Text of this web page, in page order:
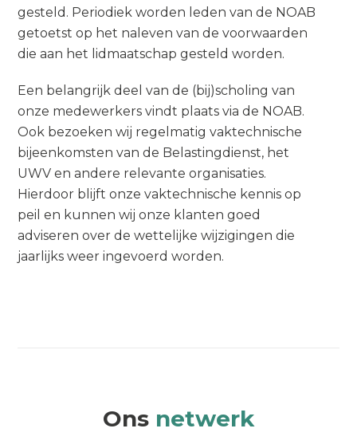
gesteld. Periodiek worden leden van de NOAB
getoetst op het naleven van de voorwaarden
die aan het lidmaatschap gesteld worden.
Een belangrijk deel van de (bij)scholing van
onze medewerkers vindt plaats via de NOAB.
Ook bezoeken wij regelmatig vaktechnische
bijeenkomsten van de Belastingdienst, het
UWV en andere relevante organisaties.
Hierdoor blijft onze vaktechnische kennis op
peil en kunnen wij onze klanten goed
adviseren over de wettelijke wijzigingen die
jaarlijks weer ingevoerd worden.
Ons netwerk